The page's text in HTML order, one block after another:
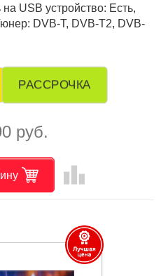
USB устройство: Есть,
DVB-T, DVB-T2, DVB-
РАССРОЧКА
руб.
leaderboard